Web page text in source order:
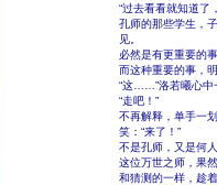
“过去看看就知道
孔师的那些学生，
见。
必然是有更重要的
而这种重要的事，
“这……”洛若曦心中
“走吧！”
不再解释，单手一
笑：“来了！”
不是孔师，又是何
这位万世之师，果
和猜测的一样，趁